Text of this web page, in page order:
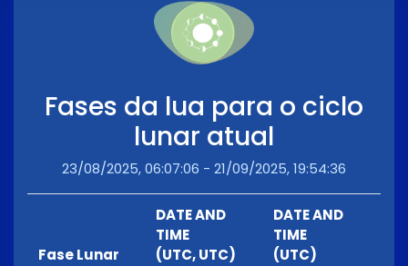
Fases da lua para o ciclo
lunar atual
23/08/2025, 06:07:06 - 21/09/2025, 19:54:36
Fase Lunar
DATE AND
TIME
(UTC, UTC)
DATE AND
TIME
(UTC)